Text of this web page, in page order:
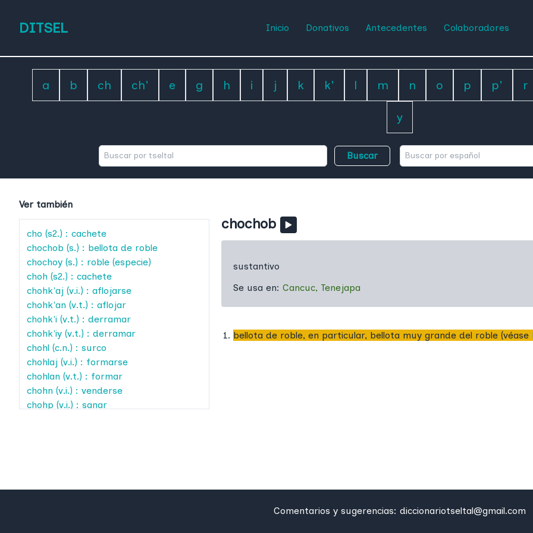
DITSEL Inicio Donativos Antecedentes Colaboradores
a b ch ch' e g h i j k k' l m n o p p' r
y
Buscar
Ver también
cho (s2.) : cachete
chochob (s.) : bellota de roble
chochoy (s.) : roble (especie)
choh (s2.) : cachete
chohk'aj (v.i.) : aflojarse
chohk'an (v.t.) : aflojar
chohk'i (v.t.) : derramar
chohk'iy (v.t.) : derramar
chohl (c.n.) : surco
chohlaj (v.i.) : formarse
chohlan (v.t.) : formar
chohn (v.i.) : venderse
chohp (v.i.) : sanar
chohtan(v.t.) : sentar
chochob
sustantivo
Se usa en: Cancuc, Tenejapa
bellota de roble, en particular, bellota muy grande del roble (véase
Comentarios y sugerencias: diccionariotseltal@gmail.com